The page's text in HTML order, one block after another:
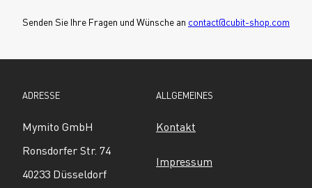
Senden Sie Ihre Fragen und Wünsche an contact@cubit-shop.com
ADRESSE
Mymito GmbH
Ronsdorfer Str. 74
40233 Düsseldorf
ALLGEMEINES
Kontakt
Impressum